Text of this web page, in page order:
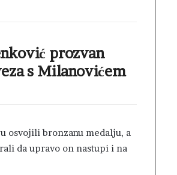
prozvan
s Milanovićem
osvojili bronzanu medalju, a
da upravo on nastupi i na